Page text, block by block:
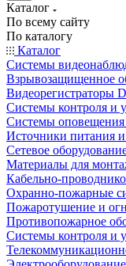
Каталог
По всему сайту
По каталогу
Каталог
Системы
Взрывозащищенное
Видеорегистраторы
Системы контроля и
Системы оповещения
Источники питания
Сетевое
Материалы для
Кабельно-
Охранно-пожарные
Пожаротушение и
Противопожарное
Системы контроля и